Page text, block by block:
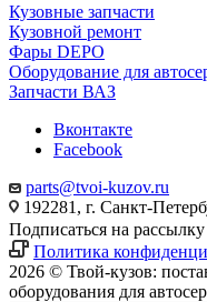
Кузовные запчасти
Кузовной ремонт
Фары DEPO
Оборудование для
Запчасти ВАЗ
Вконтакте
Facebook
parts@tvoi-kuzov.ru
192281, г. Санкт-
Подписаться на рассылку
Политика
2026 © Твой-кузов:
оборудования для